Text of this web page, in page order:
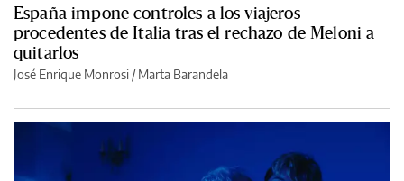
España impone controles a los viajeros
procedentes de Italia tras el rechazo de Meloni a
quitarlos
José Enrique Monrosi / Marta Barandela